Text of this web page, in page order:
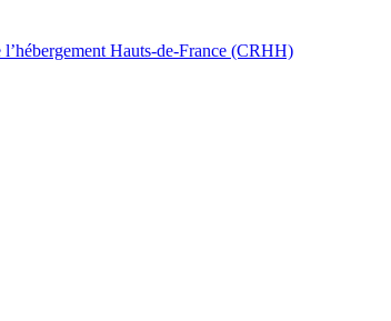
Hauts-de-France (CRHH)